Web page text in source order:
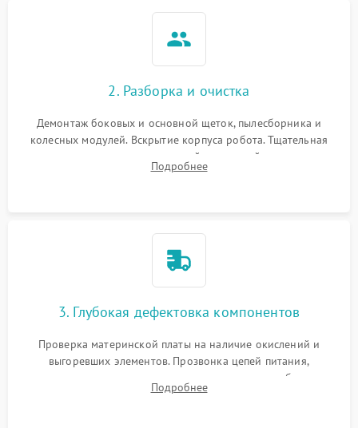
2. Разборка и очистка
Демонтаж боковых и основной щеток, пылесборника и
колесных модулей. Вскрытие корпуса робота. Тщательная
очистка внутренних полостей, шестерней и плат от
скопившейся пыли, волос и шерсти животных с
Подробнее
3. Глубокая дефектовка компонентов
Проверка материнской платы на наличие окислений и
выгоревших элементов. Прозвонка цепей питания,
тестирование приводных моторов колес и турбины
всасывания. Оценка состояния оптических и инфракрасных
Подробнее